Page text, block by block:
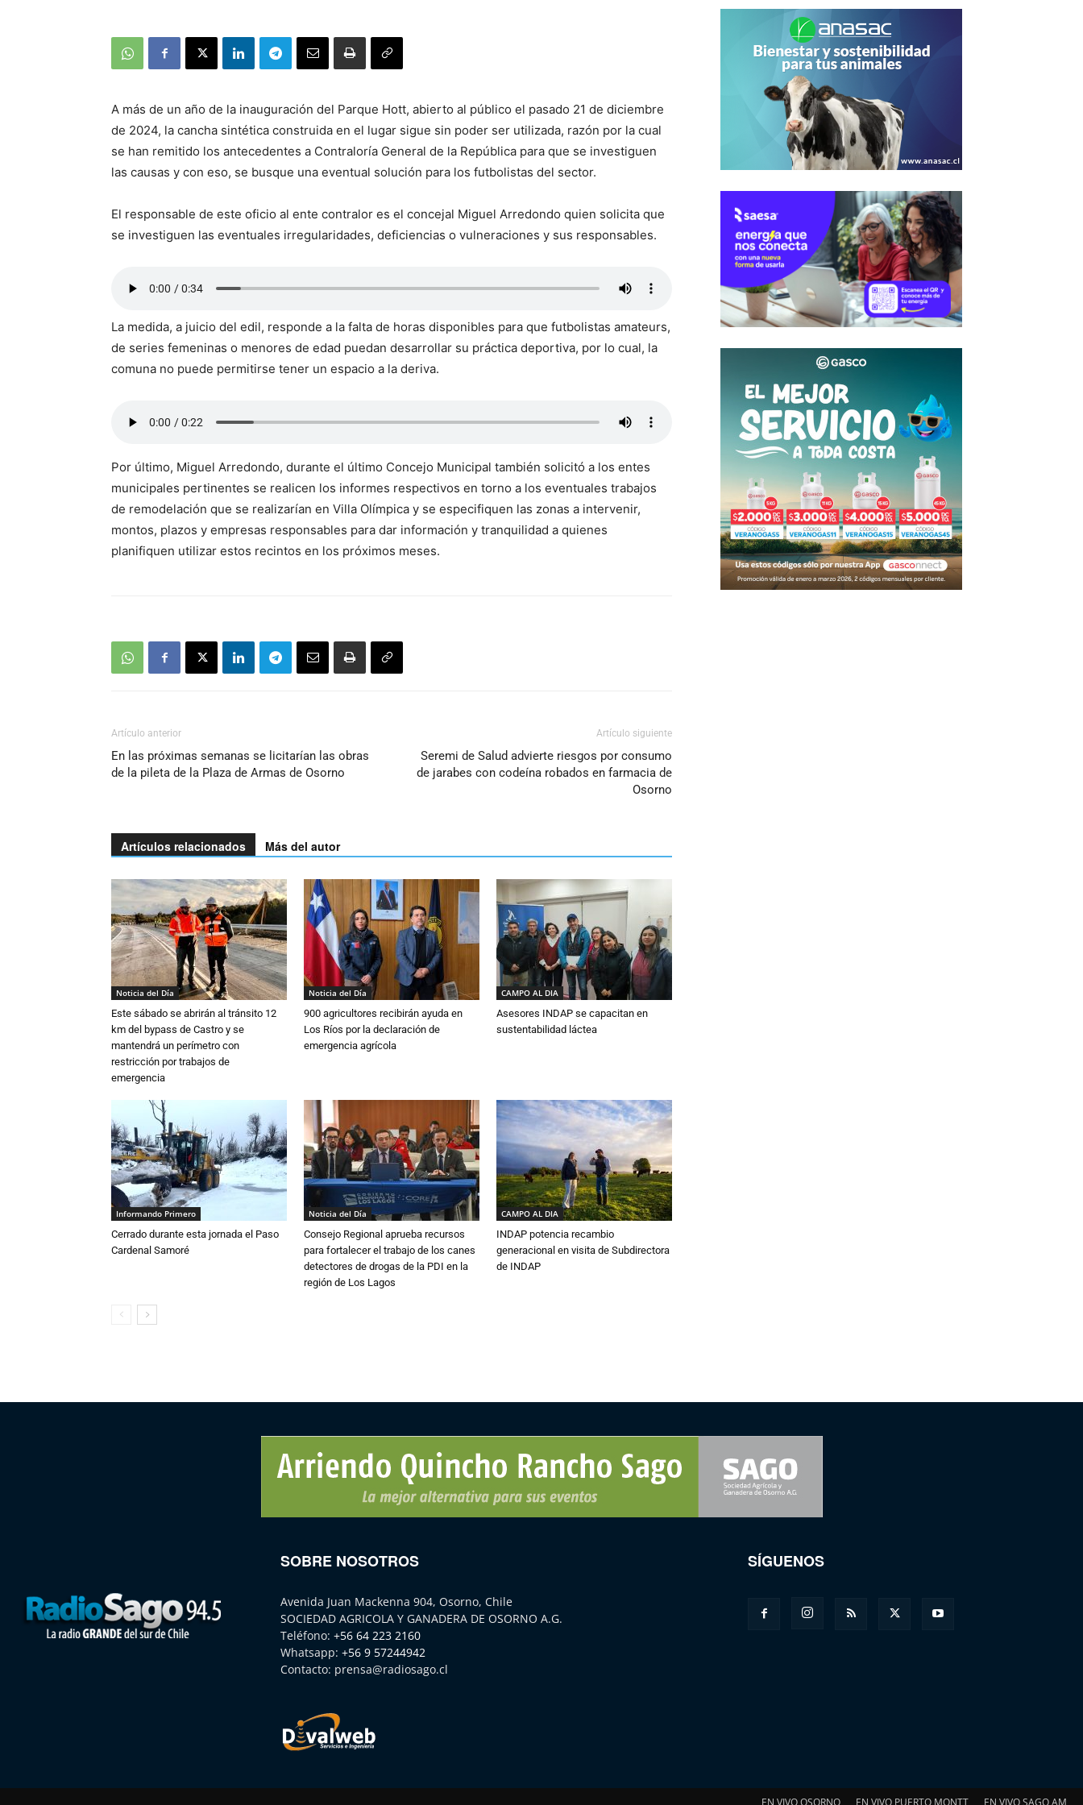
A más de un año de la inauguración del Parque Hott, abierto al público el pasado 21 de diciembre
de 2024, la cancha sintética construida en el lugar sigue sin poder ser utilizada, razón por la cual
se han remitido los antecedentes a Contraloría General de la República para que se investiguen
las causas y con eso, se busque una eventual solución para los futbolistas del sector.
El responsable de este oficio al ente contralor es el concejal Miguel Arredondo quien solicita que
se investiguen las eventuales irregularidades, deficiencias o vulneraciones y sus responsables.
La medida, a juicio del edil, responde a la falta de horas disponibles para que futbolistas amateurs,
de series femeninas o menores de edad puedan desarrollar su práctica deportiva, por lo cual, la
comuna no puede permitirse tener un espacio a la deriva.
Por último, Miguel Arredondo, durante el último Concejo Municipal también solicitó a los entes
municipales pertinentes se realicen los informes respectivos en torno a los eventuales trabajos
de remodelación que se realizarían en Villa Olímpica y se especifiquen las zonas a intervenir,
montos, plazos y empresas responsables para dar información y tranquilidad a quienes
planifiquen utilizar estos recintos en los próximos meses.
Artículo anterior
En las próximas semanas se licitarían las obras
de la pileta de la Plaza de Armas de Osorno
Artículo siguiente
Seremi de Salud advierte riesgos por consumo
de jarabes con codeína robados en farmacia de
Osorno
Artículos relacionados Más del autor
Noticia del Día
Este sábado se abrirán al tránsito 12
km del bypass de Castro y se
mantendrá un perímetro con
restricción por trabajos de
emergencia
Noticia del Día
900 agricultores recibirán ayuda en
Los Ríos por la declaración de
emergencia agrícola
CAMPO AL DIA
Asesores INDAP se capacitan en
sustentabilidad láctea
Informando Primero
Cerrado durante esta jornada el Paso
Cardenal Samoré
Noticia del Día
Consejo Regional aprueba recursos
para fortalecer el trabajo de los canes
detectores de drogas de la PDI en la
región de Los Lagos
CAMPO AL DIA
INDAP potencia recambio
generacional en visita de Subdirectora
de INDAP
SOBRE NOSOTROS
Avenida Juan Mackenna 904, Osorno, Chile
SOCIEDAD AGRICOLA Y GANADERA DE OSORNO A.G.
Teléfono: +56 64 223 2160
Whatsapp: +56 9 57244942
Contacto: prensa@radiosago.cl
SÍGUENOS
EN VIVO OSORNO EN VIVO PUERTO MONTT EN VIVO SAGO AM